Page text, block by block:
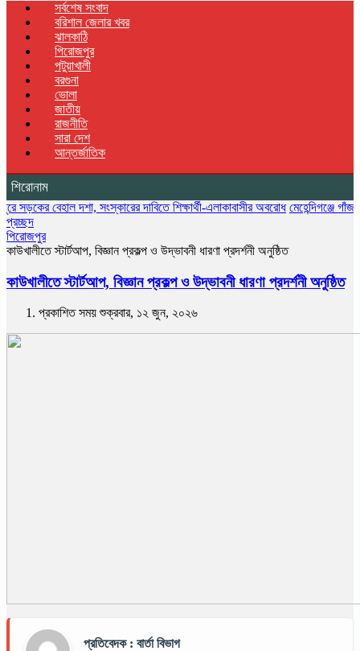
সর্বশেষ সংবাদ
বরিশাল জেলার খবর
ঝালকাঠি
পিরোজপুর
পটুয়াখালী
বরগুনা
ভোলা
জাতীয়
রাজনীতি
সারা দেশ
আন্তর্জাতিক
শিরোনাম
দশা, সংস্কারের দাবিতে শিক্ষার্থী-এলাকাবাসীর অবরোধ মেহেন্দিগঞ্জে গাঁজা গাছসহ
প্রচ্ছদ
পিরোজপুর
কাউখালীতে স্টার্টআপ, বিজ্ঞান প্রকল্প ও উদ্ভাবনী ধারণা প্রদর্শনী অনুষ্ঠিত
কাউখালীতে স্টার্টআপ, বিজ্ঞান প্রকল্প ও উদ্ভাবনী ধারণা প্রদর্শনী অনুষ্ঠিত
প্রকাশিত সময় শুক্রবার, ১২ জুন, ২০২৬
প্রতিবেদক : বার্তা বিভাগ